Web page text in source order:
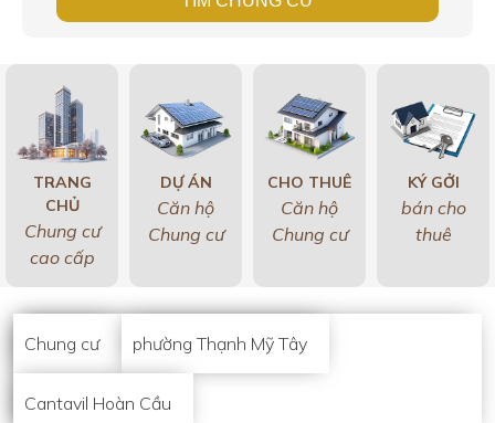
TRANG
CHỦ
Chung cư
cao cấp
DỰ ÁN
Căn hộ
Chung cư
CHO THUÊ
Căn hộ
Chung cư
KÝ GỞI
bán cho
thuê
Chung cư phường Thạnh Mỹ Tây
Cantavil Hoàn Cầu